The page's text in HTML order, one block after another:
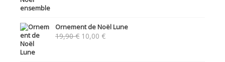
Ornement de Noël Lune
19,90€ Le
10,00 €Le